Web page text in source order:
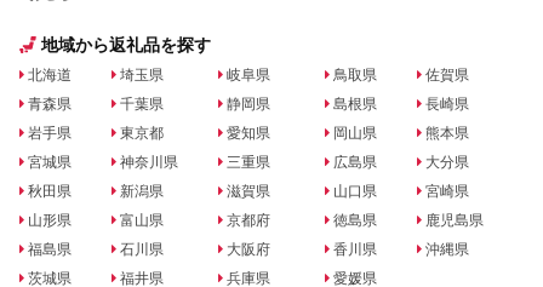
地域から返礼品を探す
北海道
青森県
岩手県
宮城県
秋田県
山形県
福島県
茨城県
埼玉県
千葉県
東京都
神奈川県
新潟県
富山県
石川県
福井県
岐阜県
静岡県
愛知県
三重県
滋賀県
京都府
大阪府
兵庫県
鳥取県
島根県
岡山県
広島県
山口県
徳島県
香川県
愛媛県
佐賀県
長崎県
熊本県
大分県
宮崎県
鹿児島県
沖縄県